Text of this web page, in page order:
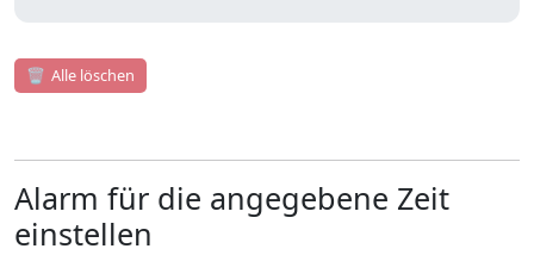
🗑️ Alle löschen
Alarm für die angegebene Zeit
einstellen